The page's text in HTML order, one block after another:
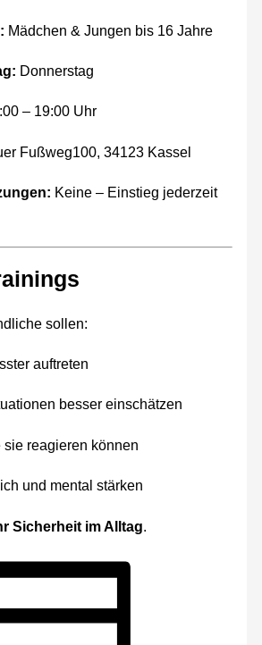
Mädchen & Jungen bis 16 Jahre
Donnerstag
– 19:00 Uhr
Fußweg100, 34123 Kassel
Keine – Einstieg jederzeit
sollen:
auftreten
besser einschätzen
reagieren können
und mental stärken
Sicherheit im Alltag